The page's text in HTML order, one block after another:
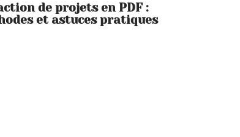
de projets en PDF :
et astuces pratiques